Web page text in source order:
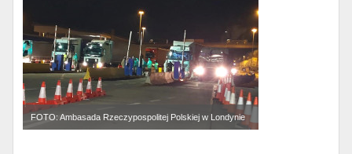
FOTO: Ambasada Rzeczypospolitej Polskiej w Londynie